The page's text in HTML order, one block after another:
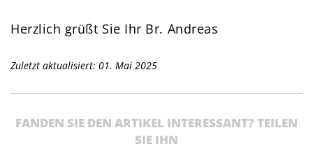
Herzlich grüßt Sie Ihr Br. Andreas
Zuletzt aktualisiert: 01. Mai 2025
FANDEN SIE DEN ARTIKEL INTERESSANT? TEILEN
SIE IHN